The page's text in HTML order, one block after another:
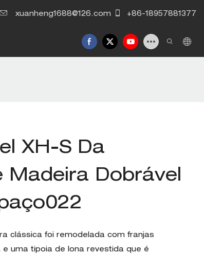
xuanheng1688@126.com +86-18957881377
conosco
XH-S Da
Madeira Dobrável
clássica foi remodelada com franjas
uma tipoia de lona revestida que é